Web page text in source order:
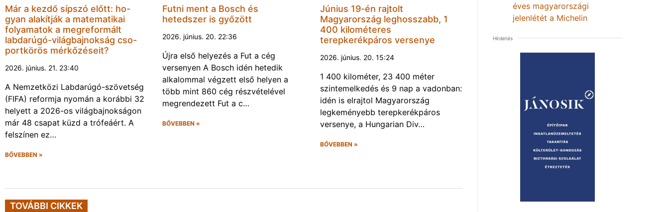
Már a kezdő sípszó előtt: ho-
gyan alakítják a matematikai
folyamatok a megreformált
labdarúgó-világbajnokság cso-
portkörös mérkőzéseit?
2026. június. 21. 23:40
A Nemzetközi Labdarúgó-szövetség
(FIFA) reformja nyomán a korábbi 32
helyett a 2026-os világbajnokságon
már 48 csapat küzd a trófeáért. A
felszínen ez…
BŐVEBBEN »
Futni ment a Bosch és
hetedszer is győzött
2026. június. 20. 22:36
Újra első helyezés a Fut a cég
versenyen A Bosch idén hetedik
alkalommal végzett első helyen a
több mint 860 cég részvételével
megrendezett Fut a c…
BŐVEBBEN »
Június 19-én rajtolt
Magyarország leghosszabb, 1
400 kilométeres
terepkerékpáros versenye
2026. június. 20. 15:24
1 400 kilométer, 23 400 méter
szintemelkedés és 9 nap a vadonban:
idén is elrajtol Magyarország
legkeményebb terepkerékpáros
versenye, a Hungarian Div…
BŐVEBBEN »
TOVÁBBI CIKKEK
éves magyarországi
jelenlétét a Michelin
Hirdetés